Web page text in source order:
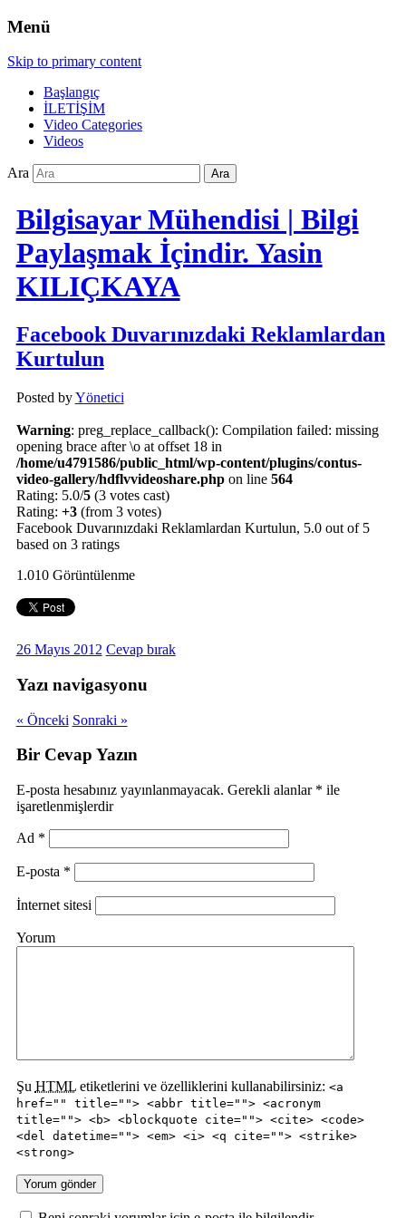
Menü
Skip to primary content
Başlangıç
İLETİŞİM
Video Categories
Videos
Ara
Bilgisayar Mühendisi | Bilgi
Paylaşmak İçindir. Yasin
KILIÇKAYA
Facebook Duvarınızdaki Reklamlardan
Kurtulun
Posted byYönetici
Warning: preg_replace_callback(): Compilation failed: missing
opening brace after \o at offset 18 in
/home/u4791586/public_html/wp-content/plugins/contus-
video-gallery/hdflvvideoshare.phpon line 564
Rating: 5.0/5(3 votes cast)
Rating: +3(from 3 votes)
Facebook Duvarınızdaki Reklamlardan Kurtulun, 5.0out of 5
based on 3ratings
1.010 Görüntülenme
26 Mayıs 2012 Cevap bırak
Yazı navigasyonu
« Önceki Sonraki »
Bir Cevap Yazın
E-posta hesabınız yayınlanmayacak. Gerekli alanlar * ile
işaretlenmişlerdir
Ad *
E-posta *
İnternet sitesi
Yorum
Şu HTMLetiketlerini ve özelliklerini kullanabilirsiniz: <a
href="" title=""> <abbr title=""> <acronym
title=""> <b> <blockquote cite=""> <cite> <code>
<del datetime=""> <em> <i> <q cite=""> <strike>
<strong>